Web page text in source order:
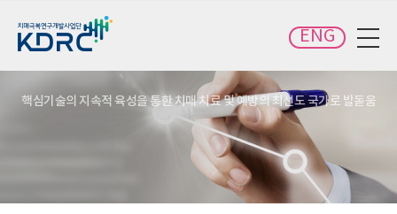
ENG
핵심기술의 지속적 육성을 통한 치매 치료 및 예방의 최선도 국가로 발돋움